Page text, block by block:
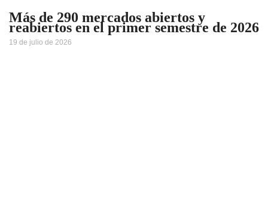
Más de 290 mercados abiertos y
reabiertos en el primer semestre de 2026
19 de julio de 2026